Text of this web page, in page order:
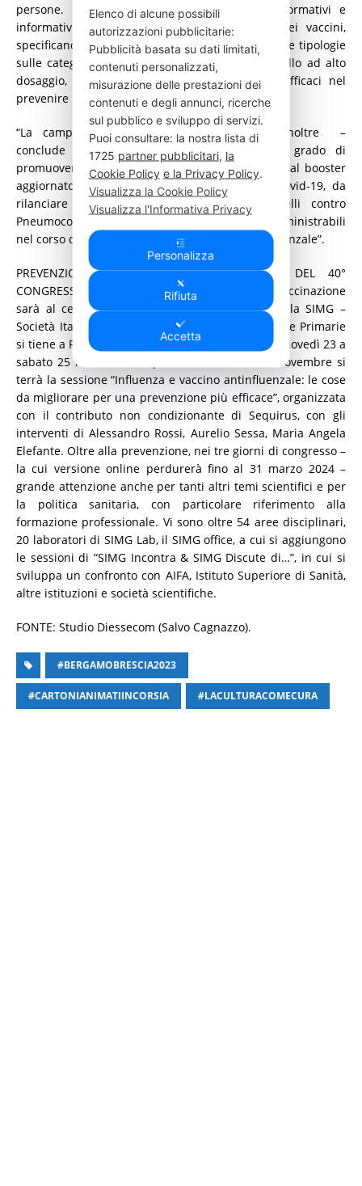
persone. La SIMG ha predisposto strumenti formativi e
informativi per favorire le somministrazioni dei vaccini,
specificando l’importanza di usarne due specifiche tipologie
sulle categorie più fragili, quello adiuvato e quello ad alto
dosaggio, che si sono rivelati maggiormente efficaci nel
prevenire mortalità e ospedalizzazione”.
“La campagna vaccinale contro l’influenza, inoltre –
conclude Rossi – rappresenta un fattore in grado di
promuovere anche gli altri vaccini per l’adulto, dal booster
aggiornato contro le più recenti varianti del Covid-19, da
rilanciare fortemente in questa fase, a quelli contro
Pneumococco e Herpes Zoster. Sono tutti somministrabili
nel corso della stessa seduta del vaccino antinfluenzale”.
PREVENZIONE E FORMAZIONE AL CENTRO DEL 40°
CONGRESSO NAZIONALE SIMG – Il tema della vaccinazione
sarà al centro del 40° Congresso Nazionale della SIMG –
Società Italiana di Medicina Generale e delle Cure Primarie
si tiene a Firenze presso la Fortezza da Basso da giovedì 23 a
sabato 25 novembre. In particolare, sabato 25 novembre si
terrà la sessione “Influenza e vaccino antinfluenzale: le cose
da migliorare per una prevenzione più efficace”, organizzata
con il contributo non condizionante di Sequirus, con gli
interventi di Alessandro Rossi, Aurelio Sessa, Maria Angela
Elefante. Oltre alla prevenzione, nei tre giorni di congresso –
la cui versione online perdurerà fino al 31 marzo 2024 –
grande attenzione anche per tanti altri temi scientifici e per
la politica sanitaria, con particolare riferimento alla
formazione professionale. Vi sono oltre 54 aree disciplinari,
20 laboratori di SIMG Lab, il SIMG office, a cui si aggiungono
le sessioni di “SIMG Incontra & SIMG Discute di…”, in cui si
sviluppa un confronto con AIFA, Istituto Superiore di Sanità,
altre istituzioni e società scientifiche.
FONTE: Studio Diessecom (Salvo Cagnazzo).
#BERGAMOBRESCIA2023
#CARTONIANIMATIINCORSIA #LACULTURACOMECURA
Elenco di alcune possibili
autorizzazioni pubblicitarie:
Pubblicità basata su dati limitati,
contenuti personalizzati,
misurazione delle prestazioni dei
contenuti e degli annunci, ricerche
sul pubblico e sviluppo di servizi.
Puoi consultare: la nostra lista di
1725 partner pubblicitari, la
Cookie Policy e la Privacy Policy.
Visualizza la Cookie Policy
Visualizza l'Informativa Privacy
Personalizza
Rifiuta
Accetta